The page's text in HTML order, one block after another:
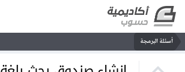
أسئلة البرمجة